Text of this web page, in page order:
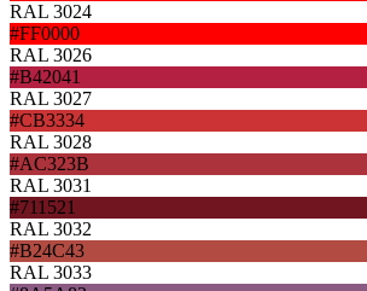
RAL 3024
#FF0000
RAL 3026
#B42041
RAL 3027
#CB3334
RAL 3028
#AC323B
RAL 3031
#711521
RAL 3032
#B24C43
RAL 3033